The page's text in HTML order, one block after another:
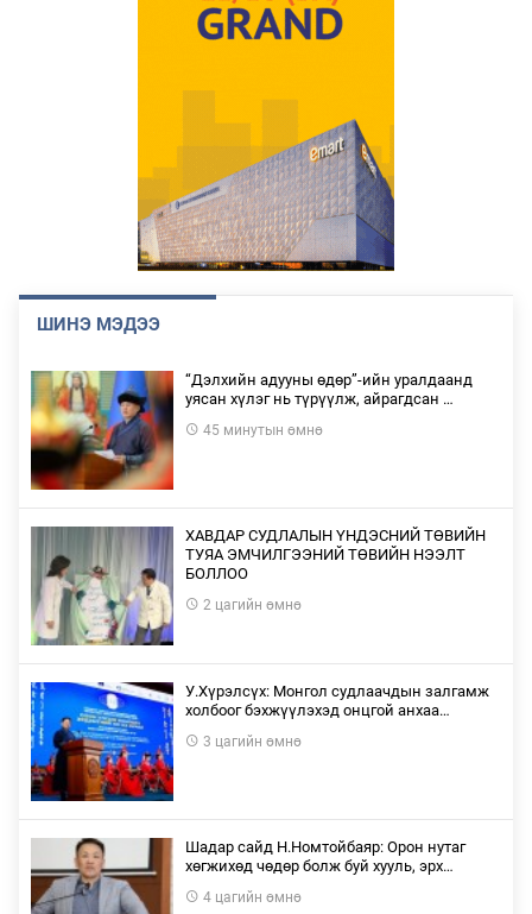
ШИНЭ МЭДЭЭ
“Дэлхийн адууны өдөр”-ийн уралдаанд
уясан хүлэг нь түрүүлж, айрагдсан …
45 минутын өмнө
ХАВДАР СУДЛАЛЫН ҮНДЭСНИЙ ТӨВИЙН
ТУЯА ЭМЧИЛГЭЭНИЙ ТӨВИЙН НЭЭЛТ
БОЛЛОО
2 цагийн өмнө
У.Хүрэлсүх: Монгол судлаачдын залгамж
холбоог бэхжүүлэхэд онцгой анхаа…
3 цагийн өмнө
Шадар сайд Н.Номтойбаяр: Орон нутаг
хөгжихөд чөдөр болж буй хууль, эрх…
4 цагийн өмнө